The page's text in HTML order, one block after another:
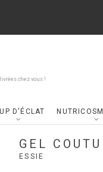
chez vous !
D'ÉCLAT
GEL
ESSIE